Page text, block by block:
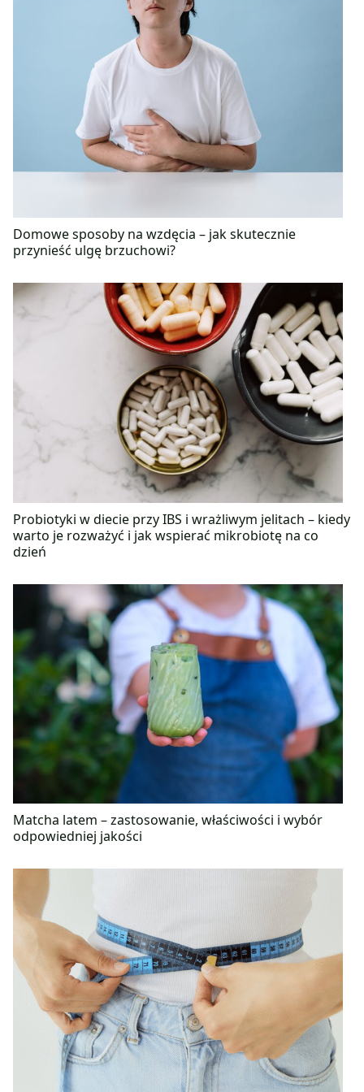
Domowe sposoby na wzdęcia – jak skutecznie
przynieść ulgę brzuchowi?
Probiotyki w diecie przy IBS i wrażliwym jelitach – kiedy
warto je rozważyć i jak wspierać mikrobiotę na co
dzień
Matcha latem – zastosowanie, właściwości i wybór
odpowiedniej jakości